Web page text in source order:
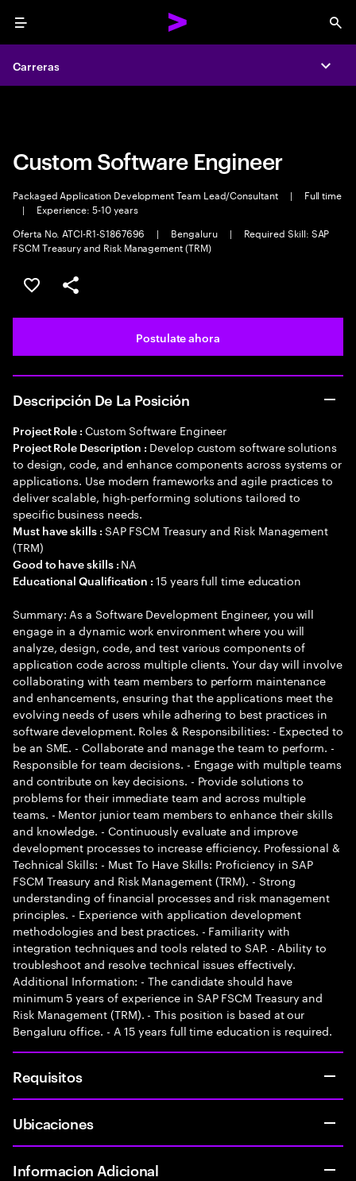
Menu
Carreras
Carreras
Custom Software Engineer
Packaged Application Development Team Lead/Consultant |
Full time
|
Experience: 5-10 years
Oferta No. ATCI-R1-S1867696
| Bengaluru |
Required Skill: SAP
FSCM Treasury and Risk Management (TRM)
Guardar este trabajo
Compartir este empleo
Postulate ahora
Descripción De La Posición
Project Role : Custom Software Engineer
Project Role Description : Develop custom software solutions
to design, code, and enhance components across systems or
applications. Use modern frameworks and agile practices to
deliver scalable, high-performing solutions tailored to
specific business needs.
Must have skills : SAP FSCM Treasury and Risk Management
(TRM)
Good to have skills : NA
Educational Qualification :15 years full time education
Summary: As a Software Development Engineer, you will
engage in a dynamic work environment where you will
analyze, design, code, and test various components of
application code across multiple clients. Your day will involve
collaborating with team members to perform maintenance
and enhancements, ensuring that the applications meet the
evolving needs of users while adhering to best practices in
software development. Roles & Responsibilities: - Expected to
be an SME. - Collaborate and manage the team to perform. -
Responsible for team decisions. - Engage with multiple teams
and contribute on key decisions. - Provide solutions to
problems for their immediate team and across multiple
teams. - Mentor junior team members to enhance their skills
and knowledge. - Continuously evaluate and improve
development processes to increase efficiency. Professional &
Technical Skills: - Must To Have Skills: Proficiency in SAP
FSCM Treasury and Risk Management (TRM). - Strong
understanding of financial processes and risk management
principles. - Experience with application development
methodologies and best practices. - Familiarity with
integration techniques and tools related to SAP. - Ability to
troubleshoot and resolve technical issues effectively.
Additional Information: - The candidate should have
minimum 5 years of experience in SAP FSCM Treasury and
Risk Management (TRM). - This position is based at our
Bengaluru office. - A 15 years full time education is required.
Requisitos
Ubicaciones
Informacion Adicional